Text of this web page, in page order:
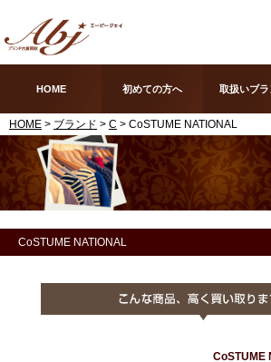
HOME 初めての方へ 取扱いブラ
HOME > ブランド > C > CoSTUME NATIONAL
CoSTUME NATIONAL
CoSTUME